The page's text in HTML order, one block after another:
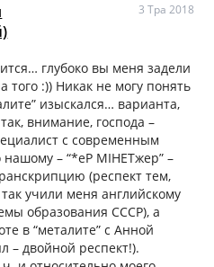
3 Тра 2018
глубоко вы меня задели
того :)) Никак не могу понять
изыскался… варианта,
внимание, господа –
с современным
– “*еР МІНЕТжер” –
(респект тем,
учили меня английскому
образования СССР), а
в “металите” с Анной
– двойной респект!).